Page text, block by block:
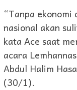
“Tanpa ekonomi
nasional akan
kata Ace saat
acara
Abdul Halim
(30/1).